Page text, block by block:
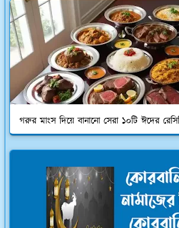
গরুর মাংস দিয়ে বানানো সেরা ১০টি ঈদের